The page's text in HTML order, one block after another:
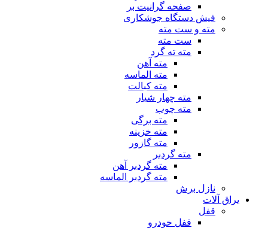
صفحه گرانیت بر
فیش دستگاه جوشکاری
مته و ست مته
ست مته
مته ته گرد
مته آهن
مته الماسه
مته کبالت
مته چهار شیار
مته چوب
مته برگی
مته خزینه
مته گازور
مته گردبر
مته گردبر آهن
مته گردبر الماسه
نازل برش
یراق آلات
قفل
قفل خودرو